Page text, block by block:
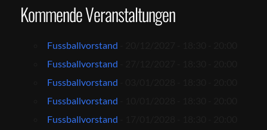
Kommende Veranstaltungen
Fussballvorstand
Fussballvorstand
Fussballvorstand
Fussballvorstand
Fussballvorstand